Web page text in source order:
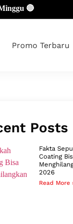
Promo Terbaru
Posts
Fakta
Coating
2026
Read More